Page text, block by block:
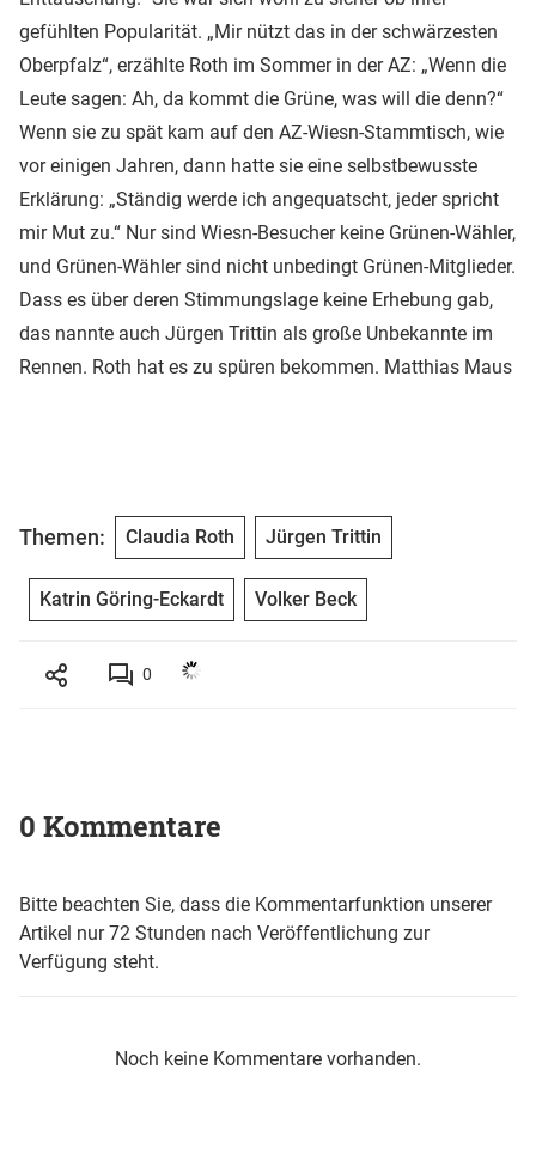
gefühlten Popularität. „Mir nützt das in der schwärzesten
Oberpfalz“, erzählte Roth im Sommer in der AZ: „Wenn die
Leute sagen: Ah, da kommt die Grüne, was will die denn?“
Wenn sie zu spät kam auf den AZ-Wiesn-Stammtisch, wie
vor einigen Jahren, dann hatte sie eine selbstbewusste
Erklärung: „Ständig werde ich angequatscht, jeder spricht
mir Mut zu.“ Nur sind Wiesn-Besucher keine Grünen-Wähler,
und Grünen-Wähler sind nicht unbedingt Grünen-Mitglieder.
Dass es über deren Stimmungslage keine Erhebung gab,
das nannte auch Jürgen Trittin als große Unbekannte im
Rennen. Roth hat es zu spüren bekommen. Matthias Maus
Themen: Claudia Roth Jürgen Trittin
Katrin Göring-Eckardt Volker Beck
0
0 Kommentare
Bitte beachten Sie, dass die Kommentarfunktion unserer
Artikel nur 72 Stunden nach Veröffentlichung zur
Verfügung steht.
Noch keine Kommentare vorhanden.